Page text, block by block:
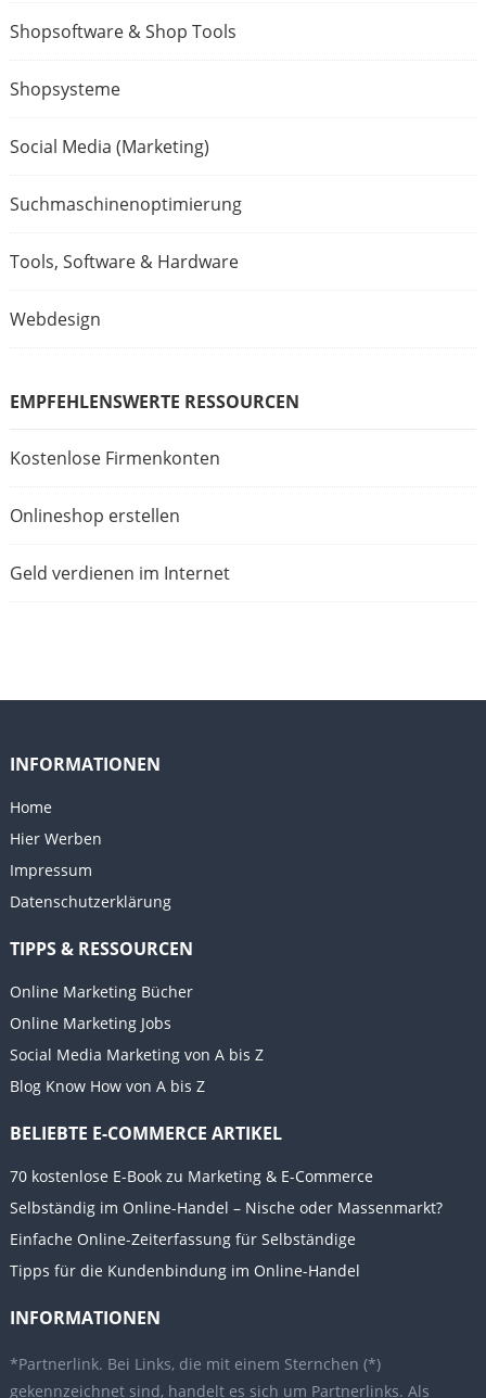
Shopsoftware & Shop Tools
Shopsysteme
Social Media (Marketing)
Suchmaschinenoptimierung
Tools, Software & Hardware
Webdesign
EMPFEHLENSWERTE RESSOURCEN
Kostenlose Firmenkonten
Onlineshop erstellen
Geld verdienen im Internet
INFORMATIONEN
Home
Hier Werben
Impressum
Datenschutzerklärung
TIPPS & RESSOURCEN
Online Marketing Bücher
Online Marketing Jobs
Social Media Marketing von A bis Z
Blog Know How von A bis Z
BELIEBTE E-COMMERCE ARTIKEL
70 kostenlose E-Book zu Marketing & E-Commerce
Selbständig im Online-Handel – Nische oder Massenmarkt?
Einfache Online-Zeiterfassung für Selbständige
Tipps für die Kundenbindung im Online-Handel
INFORMATIONEN
*Partnerlink. Bei Links, die mit einem Sternchen (*)
gekennzeichnet sind, handelt es sich um Partnerlinks. Als